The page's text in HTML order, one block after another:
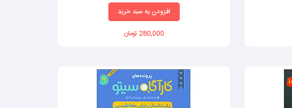
افزودن به سبد خرید
280,000 تومان